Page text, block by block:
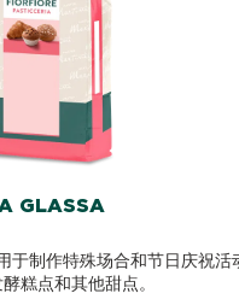
GLASSA
于制作特殊场合和节日庆祝活
糕点和其他甜点。